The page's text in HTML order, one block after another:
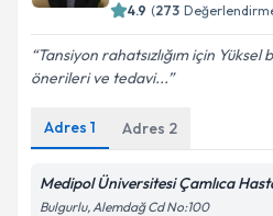
4.9 (273
Tansiyon rahatsızlığım için Yüksel
önerileri ve tedavi...
Adres 1 Adres 2
Medipol Üniversitesi Çamlıca
Bulgurlu, Alemdağ Cd No:100